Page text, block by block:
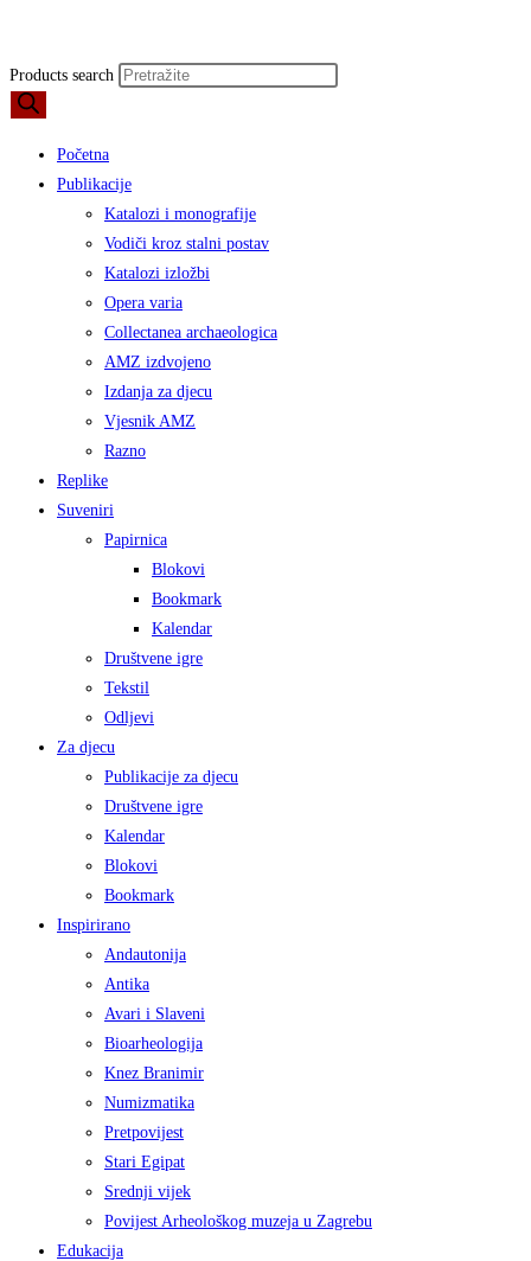
Products search
Početna
Publikacije
Katalozi i monografije
Vodiči kroz stalni postav
Katalozi izložbi
Opera varia
Collectanea archaeologica
AMZ izdvojeno
Izdanja za djecu
Vjesnik AMZ
Razno
Replike
Suveniri
Papirnica
Blokovi
Bookmark
Kalendar
Društvene igre
Tekstil
Odljevi
Za djecu
Publikacije za djecu
Društvene igre
Kalendar
Blokovi
Bookmark
Inspirirano
Andautonija
Antika
Avari i Slaveni
Bioarheologija
Knez Branimir
Numizmatika
Pretpovijest
Stari Egipat
Srednji vijek
Povijest Arheološkog muzeja u Zagrebu
Edukacija